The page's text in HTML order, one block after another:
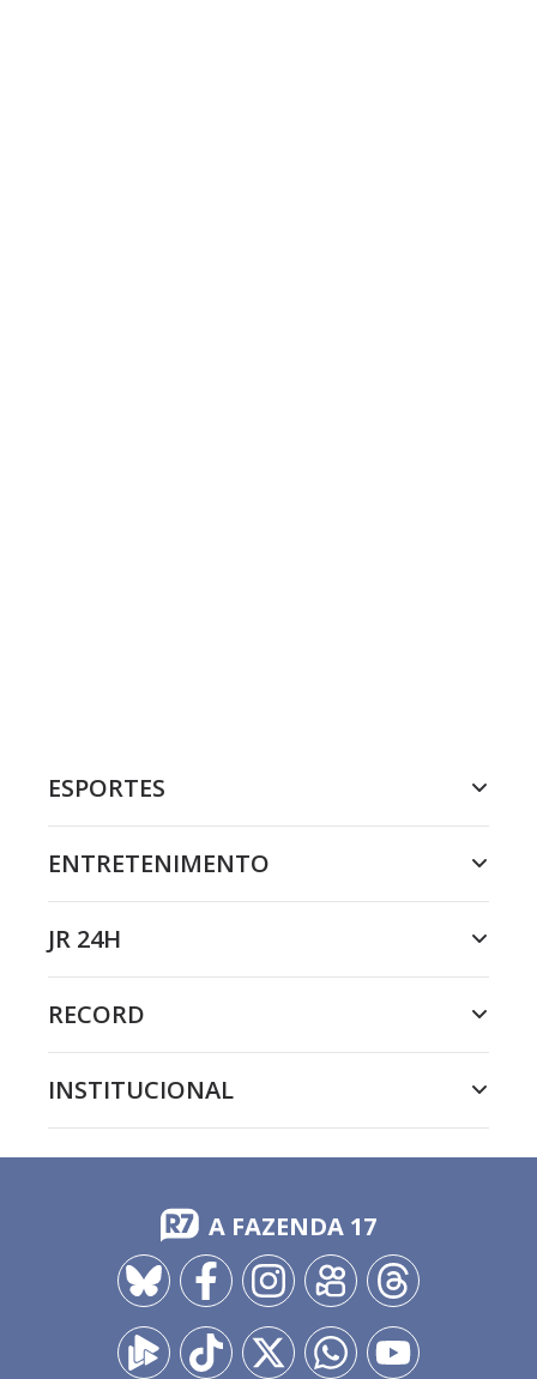
ESPORTES
ENTRETENIMENTO
JR 24H
RECORD
INSTITUCIONAL
A FAZENDA 17